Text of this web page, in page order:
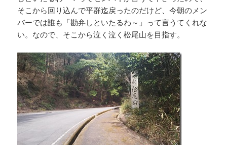
そこから回り込んで平群迄戻ったのだけど、今朝のメン
バーでは誰も「勘弁しといたるわ～」って言うてくれな
い。なので、そこから泣く泣く松尾山を目指す。